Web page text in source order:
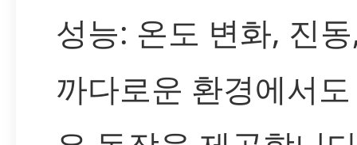
성능: 온도 변화, 진
까다로운 환경에서